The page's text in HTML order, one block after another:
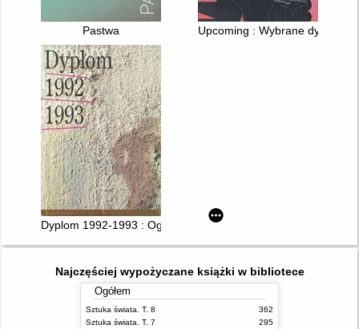
Pastwa Upcoming : Wybrane dyplomy
Dyplom 1992-1993 : Ogólnopolska Wystawa Najlepszych
Najczęściej wypożyczane książki w bibliotece
Ogółem
Sztuka świata. T. 8
362
Sztuka świata. T. 7
295